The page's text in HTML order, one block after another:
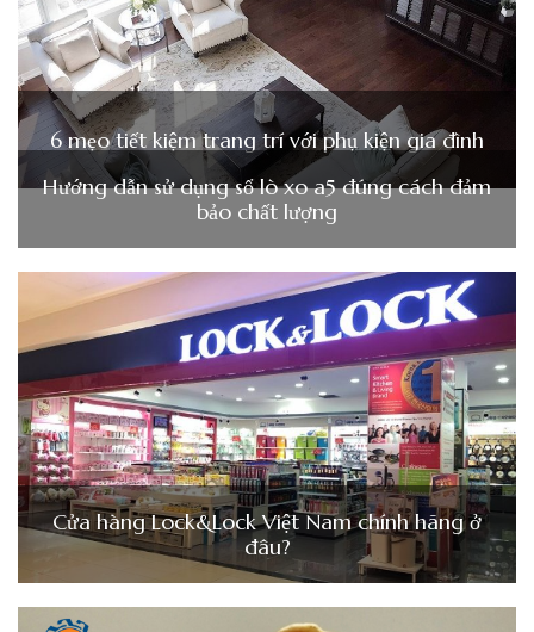
6 mẹo tiết kiệm trang trí với phụ kiện gia đình
Hướng dẫn sử dụng sổ lò xo a5 đúng cách đảm
bảo chất lượng
Cửa hàng Lock&Lock Việt Nam chính hãng ở
đâu?